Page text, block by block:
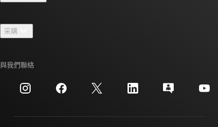
人才招募
新聞室
活動
投資人關系
TI E2E™ 設計支援論壇
交互參考搜索
客戶支援中心
采購
訂購 FAQ
與我們聯絡